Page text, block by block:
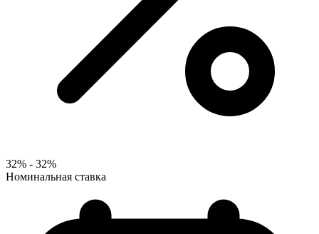
32% - 32%
Номинальная ставка